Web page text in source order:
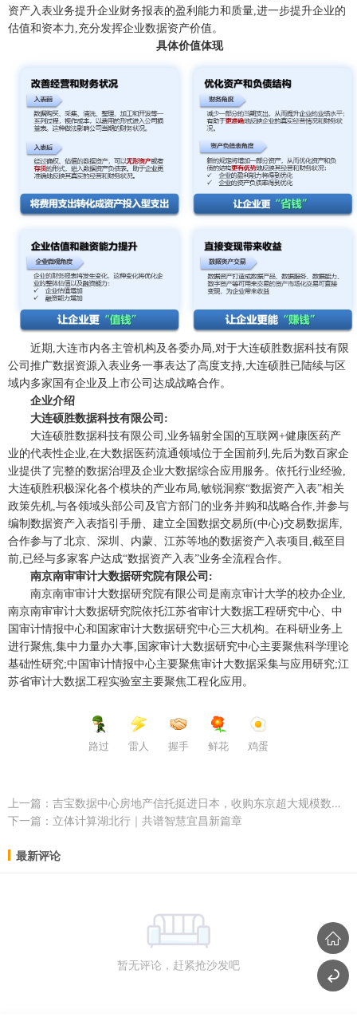
资产入表业务提升企业财务报表的盈利能力和质量,进一步提升企业的
估值和资本力,充分发挥企业数据资产价值。
具体价值体现
近期,大连市内各主管机构及各委办局,对于大连硕胜数据科技有限
公司推广数据资源入表业务一事表达了高度支持,大连硕胜已陆续与区
域内多家国有企业及上市公司达成战略合作。
企业介绍
大连硕胜数据科技有限公司:
大连硕胜数据科技有限公司,业务辐射全国的互联网+健康医药产
业的代表性企业,在大数据医药流通领域位于全国前列,先后为数百家企
业提供了完整的数据治理及企业大数据综合应用服务。依托行业经验,
大连硕胜积极深化各个模块的产业布局,敏锐洞察“数据资产入表”相关
政策先机,与各领域头部公司及官方部门的业务并购和战略合作,并参与
编制数据资产入表指引手册、建立全国数据交易所(中心)交易数据库,
合作参与了北京、深圳、内蒙、江苏等地的数据资产入表项目,截至目
前,已经与多家客户达成“数据资产入表”业务全流程合作。
南京南审审计大数据研究院有限公司:
南京南审审计大数据研究院有限公司是南京审计大学的校办企业,
南京南审审计大数据研究院依托江苏省审计大数据工程研究中心、中
国审计情报中心和国家审计大数据研究中心三大机构。在科研业务上
进行聚焦,集中力量办大事,国家审计大数据研究中心主要聚焦科学理论
基础性研究;中国审计情报中心主要聚焦审计大数据采集与应用研究;江
苏省审计大数据工程实验室主要聚焦工程化应用。
路过 雷人 握手 鲜花 鸡蛋
上一篇： 吉宝数据中心房地产信托挺进日本，收购东京超大规模数据中心
下一篇： 立体计算湖北行｜共谱智慧宜昌新篇章
最新评论
暂无评论，赶紧抢沙发吧